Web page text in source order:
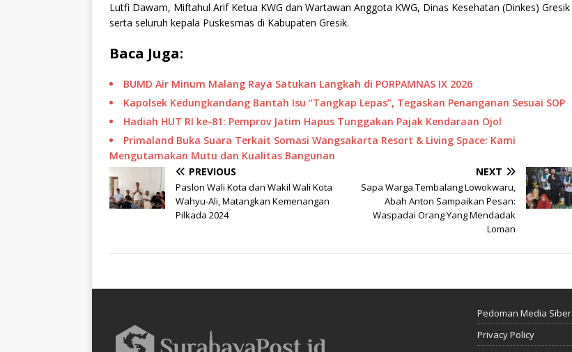
Lutfi Dawam, Miftahul Arif Ketua KWG dan Wartawan Anggota KWG, Dinas Kesehatan (Dinkes) Gresik
serta seluruh kepala Puskesmas di Kabupaten Gresik.
Baca Juga:
BUMD Air Minum Malang Raya Satukan Langkah di PORPAMNAS IX 2026
Kapolsek Kedungkandang Bantah Isu “Tangkap Lepas”, Tegaskan Penanganan Sesuai SOP
Hadiah HUT RI ke-81: Pemprov Jatim Hapus Tunggakan Pajak Kendaraan Ojol
Primaland Buka Suara Terkait Somasi Wangsakarta Resort & Living Space: Kami
Mengutamakan Mutu dan Kualitas Bangunan
PREVIOUS
Paslon Wali Kota dan Wakil Wali Kota
Wahyu-Ali, Matangkan Kemenangan
Pilkada 2024
NEXT
Sapa Warga Tembalang Lowokwaru,
Abah Anton Sampaikan Pesan:
Waspadai Orang Yang Mendadak
Loman
Pedoman Media Siber
Privacy Policy